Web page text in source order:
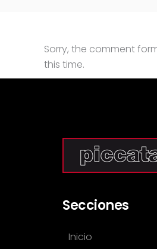
Sorry, the comment
this time.
Secciones
Inicio